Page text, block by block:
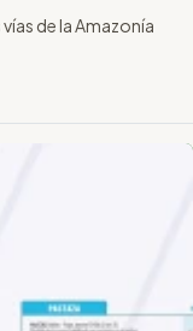
de la Amazonía